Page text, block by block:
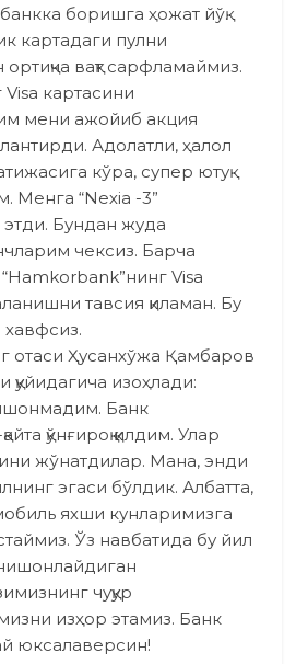
боришга ҳожат йўқ.
картадаги пулни
вақт сарфламаймиз.
картасини
мени ажо­йиб акция
Адолатли, ҳалол
кўра, супер ютуқ
Менга “Neхia -3”
Бундан жуда
чексиз. Барча
Visa
тавсия қиламан. Бу
хавфсиз.
отаси Ҳусанхўжа Қамбаров
қуйида­гича изоҳлади:
Банк
қўнғироқ қилдим. Улар
жўнатдилар. Мана, энди
эгаси бўлдик. Албатта,
яхши кунларимизга
Ўз навбатида бу йил
чуқур
изҳор этамиз. Банк
юксалаверсин!